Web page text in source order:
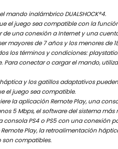
mando inalámbrico DUALSHOCK®4.
el juego sea compatible con la
de una conexión a Internet y una
mayores de 7 años y los menores de
los términos y condiciones:
Para conectar o cargar el mando,
y los gatillos adaptativos
el juego sea compatible.
la aplicación Remote Play, una
5 Mbps, el software del sistema
PS4 o PS5 con una conexión
Play, la retroalimentación
compatibles.